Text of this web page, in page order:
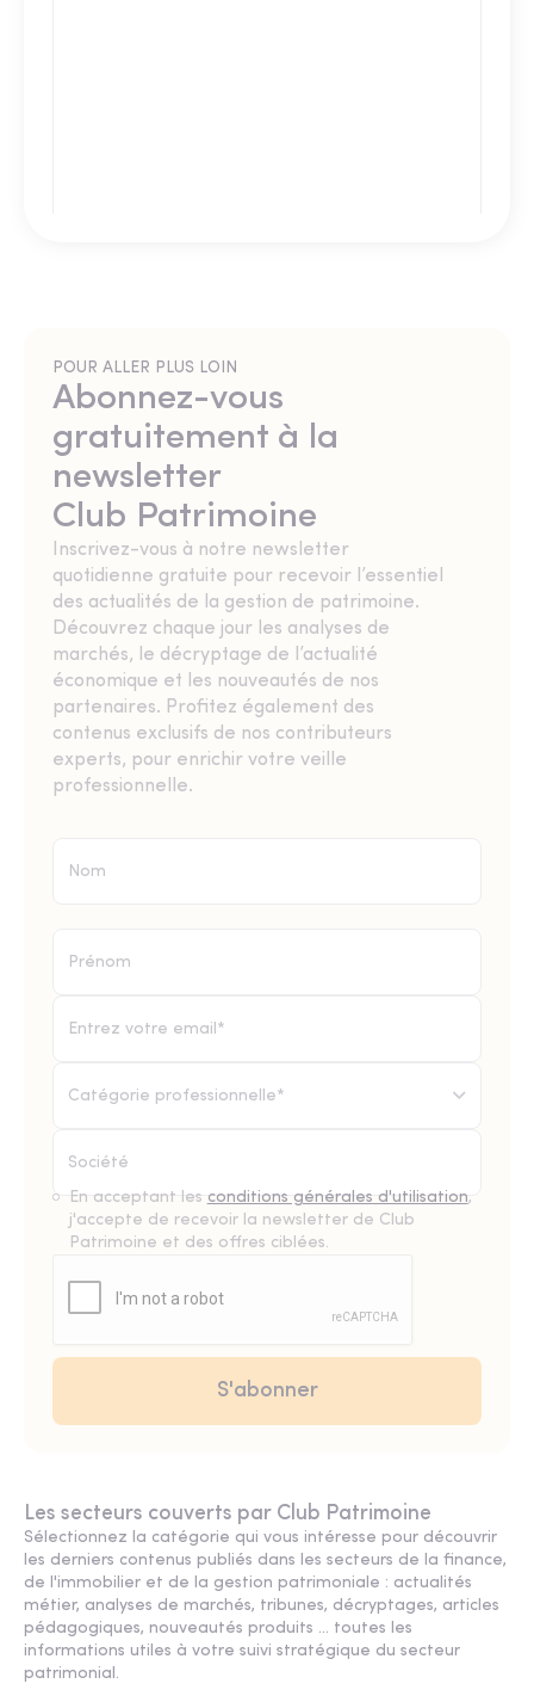
POUR ALLER PLUS LOIN
Abonnez-vous
gratuitement à la
newsletter
Club Patrimoine
Inscrivez-vous à notre newsletter
quotidienne gratuite pour recevoir l’essentiel
des actualités de la gestion de patrimoine.
Découvrez chaque jour les analyses de
marchés, le décryptage de l’actualité
économique et les nouveautés de nos
partenaires. Profitez également des
contenus exclusifs de nos contributeurs
experts, pour enrichir votre veille
professionnelle.
Catégorie professionnelle*
En acceptant les conditions générales d'utilisation,
j'accepte de recevoir la newsletter de Club
Patrimoine et des offres ciblées.
Les secteurs couverts par Club Patrimoine
Sélectionnez la catégorie qui vous intéresse pour découvrir
les derniers contenus publiés dans les secteurs de la finance,
de l'immobilier et de la gestion patrimoniale : actualités
métier, analyses de marchés, tribunes, décryptages, articles
pédagogiques, nouveautés produits ... toutes les
informations utiles à votre suivi stratégique du secteur
patrimonial.